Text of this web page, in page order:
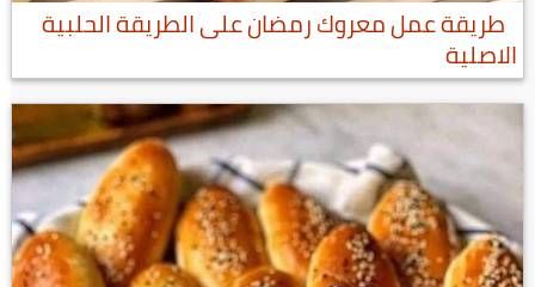
طريقة عمل معروك رمضان على الطريقة الحلبية
الاصلية